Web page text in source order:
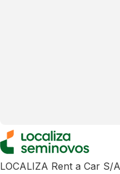
LOCALIZA Rent a Car S/A